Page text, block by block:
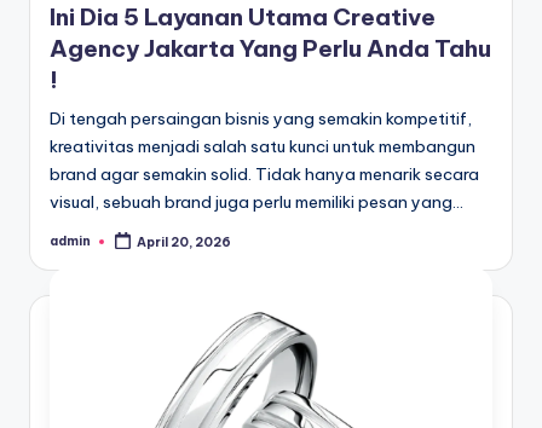
Ini Dia 5 Layanan Utama Creative
Agency Jakarta Yang Perlu Anda Tahu
!
Di tengah persaingan bisnis yang semakin kompetitif,
kreativitas menjadi salah satu kunci untuk membangun
brand agar semakin solid. Tidak hanya menarik secara
visual, sebuah brand juga perlu memiliki pesan yang…
Posted
admin April 20, 2026